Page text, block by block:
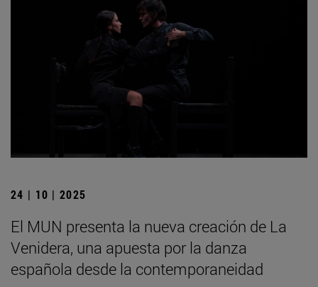
24 | 10 | 2025
El MUN presenta la nueva creación de La
Venidera, una apuesta por la danza
española desde la contemporaneidad